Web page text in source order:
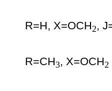
R=Н, Х=OCH2,
R=СН3, Х=ОСН2